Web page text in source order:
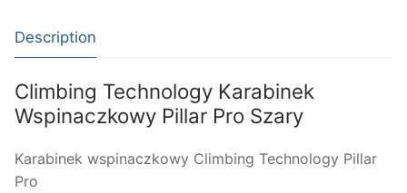
Description
Climbing Technology Karabinek
Wspinaczkowy Pillar Pro Szary
Karabinek wspinaczkowy Climbing Technology Pillar
Pro